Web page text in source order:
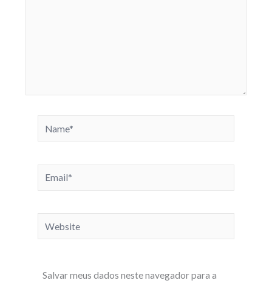
Name*
Email*
Website
Salvar meus dados neste navegador para a